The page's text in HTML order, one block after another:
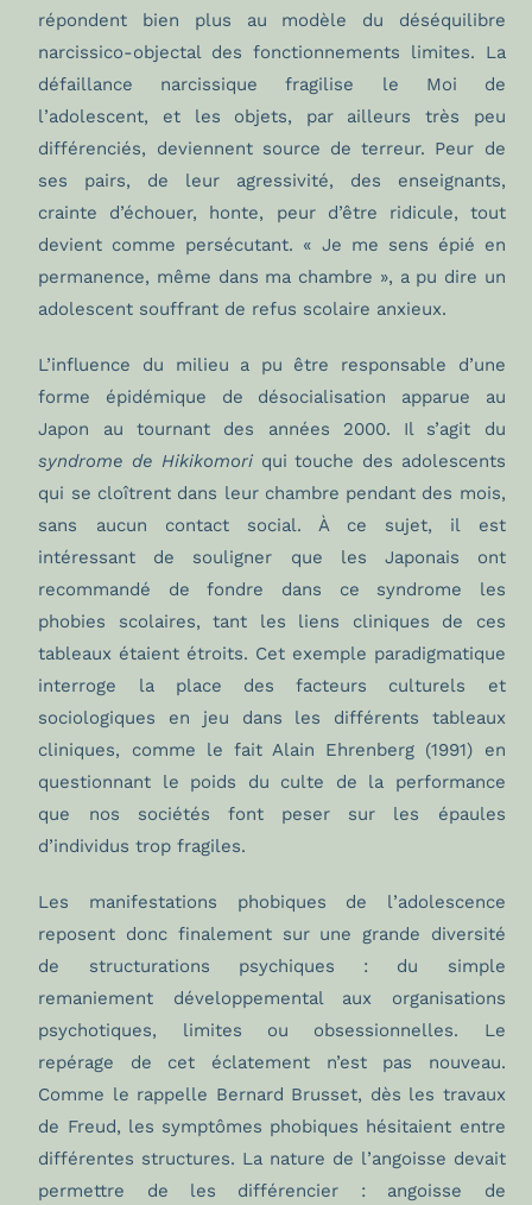
répondent bien plus au modèle du déséquilibre
narcissico-objectal des fonctionnements limites. La
défaillance narcissique fragilise le Moi de
l’adolescent, et les objets, par ailleurs très peu
différenciés, deviennent source de terreur. Peur de
ses pairs, de leur agressivité, des enseignants,
crainte d’échouer, honte, peur d’être ridicule, tout
devient comme persécutant. « Je me sens épié en
permanence, même dans ma chambre », a pu dire un
adolescent souffrant de refus scolaire anxieux.
L’influence du milieu a pu être responsable d’une
forme épidémique de désocialisation apparue au
Japon au tournant des années 2000. Il s’agit du
syndrome de Hikikomoriqui touche des adolescents
qui se cloîtrent dans leur chambre pendant des mois,
sans aucun contact social. À ce sujet, il est
intéressant de souligner que les Japonais ont
recommandé de fondre dans ce syndrome les
phobies scolaires, tant les liens cliniques de ces
tableaux étaient étroits. Cet exemple paradigmatique
interroge la place des facteurs culturels et
sociologiques en jeu dans les différents tableaux
cliniques, comme le fait Alain Ehrenberg (1991) en
questionnant le poids du culte de la performance
que nos sociétés font peser sur les épaules
d’individus trop fragiles.
Les manifestations phobiques de l’adolescence
reposent donc finalement sur une grande diversité
de structurations psychiques : du simple
remaniement développemental aux organisations
psychotiques, limites ou obsessionnelles. Le
repérage de cet éclatement n’est pas nouveau.
Comme le rappelle Bernard Brusset, dès les travaux
de Freud, les symptômes phobiques hésitaient entre
différentes structures. La nature de l’angoisse devait
permettre de les différencier : angoisse de